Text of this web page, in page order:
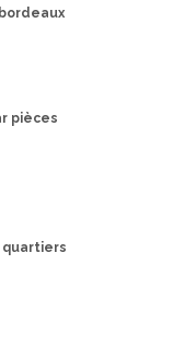
pièces
quartiers